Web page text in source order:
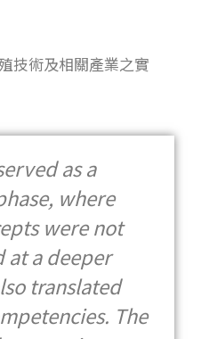
技術及相關產業之實
as a
where
were not
at a deeper
translated
The